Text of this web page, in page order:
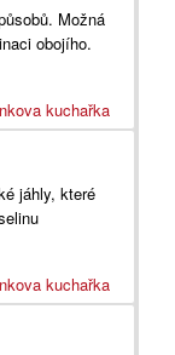
Možná
obojího.
kuchařka
jáhly, které
kuchařka